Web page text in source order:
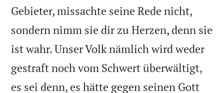
Gebieter, missachte seine Rede nicht,
sondern nimm sie dir zu Herzen, denn sie
ist wahr. Unser Volk nämlich wird weder
gestraft noch vom Schwert überwältigt,
es sei denn, es hätte gegen seinen Gott